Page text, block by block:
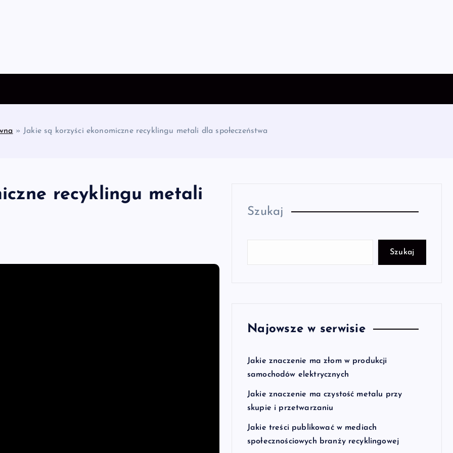
» Jakie są korzyści ekonomiczne recyklingu metali dla społeczeństwa
recyklingu metali
Szukaj
Szukaj
Najowsze w serwisie
Jakie znaczenie ma złom w produkcji
samochodów elektrycznych
Jakie znaczenie ma czystość metalu przy
skupie i przetwarzaniu
Jakie treści publikować w mediach
społecznościowych branży recyklingowej